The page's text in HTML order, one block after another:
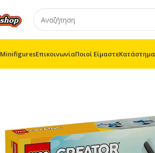
MinifiguresΕπικοινωνίαΠοιοί ΕίμαστεΚατάστημα